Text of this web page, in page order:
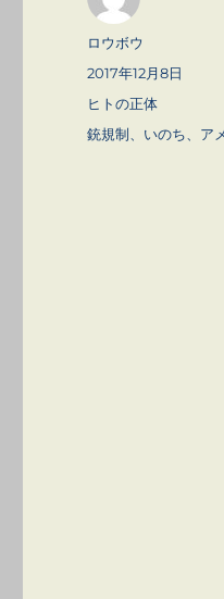
投
稿
ロウボウ
投
2017年12月8日
カ
テ
ヒトの正体
タ
銃規制、いのち、ア